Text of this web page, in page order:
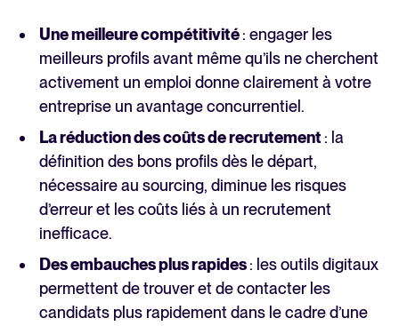
Une meilleure compétitivité: engager les
meilleurs profils avant même qu’ils ne cherchent
activement un emploi donne clairement à votre
entreprise un avantage concurrentiel.
La réduction des coûts de recrutement: la
définition des bons profils dès le départ,
nécessaire au sourcing, diminue les risques
d’erreur et les coûts liés à un recrutement
inefficace.
Des embauches plus rapides: les outils digitaux
permettent de trouver et de contacter les
candidats plus rapidement dans le cadre d’une